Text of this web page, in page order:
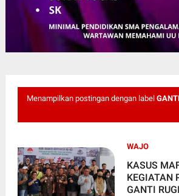
Menampilkan postingan dengan label
WAJO
KASUS
KEGIATAN
GANTI RUGI